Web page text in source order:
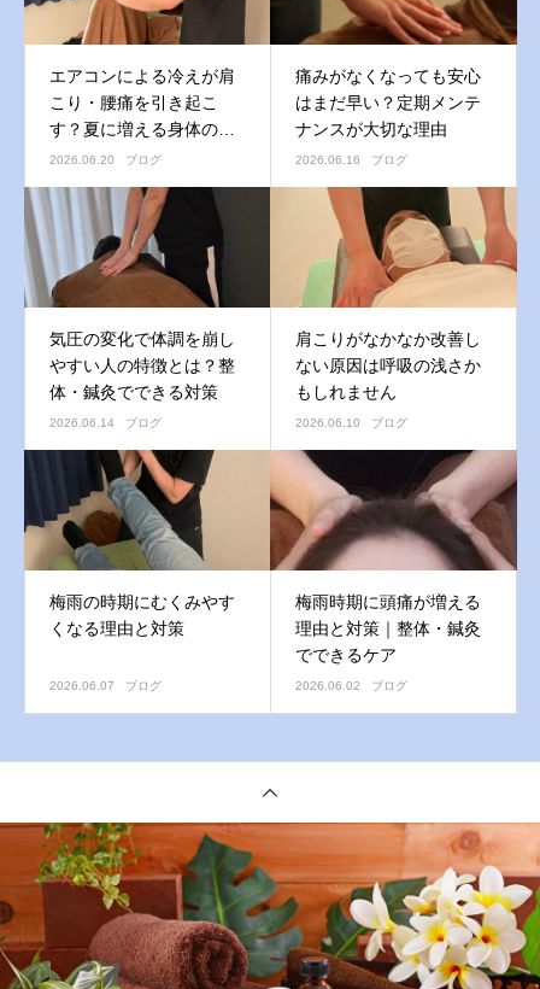
エアコンによる冷えが肩
こり・腰痛を引き起こ
す？夏に増える身体の不
調とは
2026.06.20 ブログ
痛みがなくなっても安心
はまだ早い？定期メンテ
ナンスが大切な理由
2026.06.16 ブログ
気圧の変化で体調を崩し
やすい人の特徴とは？整
体・鍼灸でできる対策
2026.06.14 ブログ
肩こりがなかなか改善し
ない原因は呼吸の浅さか
もしれません
2026.06.10 ブログ
梅雨の時期にむくみやす
くなる理由と対策
2026.06.07 ブログ
梅雨時期に頭痛が増える
理由と対策｜整体・鍼灸
でできるケア
2026.06.02 ブログ